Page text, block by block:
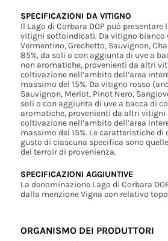
SPECIFICAZIONI DA VITIGNO
Il Lago di Corbara DOP può
vitigni sottoindicati. Da vitigno bianco
Vermentino, Grechetto, Sauvignon,
85%, da soli o con aggiunta di uve a
non aromatiche, provenienti da altri
coltivazione nell’ambito dell’area
massimo del 15%. Da vitigno rosso
Sauvignon, Merlot, Pinot Nero,
soli o con aggiunta di uve a bacca di
aromatiche, provenienti da altri vitigni
coltivazione nell’ambito dell’area
massimo del 15%. Le caratteristiche di
gusto di ciascuna specifica sono
del terroir di provenienza.
SPECIFICAZIONI AGGIUNTIVE
La denominazione Lago di Corbara
dalla menzione Vigna con relativo
ORGANISMO DEI PRODUTTORI